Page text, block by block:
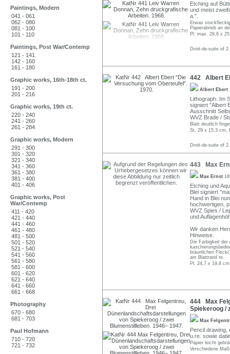
Paintings, Modern
041 - 061
062 - 080
081 - 100
101 - 110
Paintings, Post War/Contemp
121 - 141
142 - 160
161 - 180
Graphic works, 16th-18th ct.
191 - 200
201 - 216
Graphic works, 19th ct.
220 - 240
241 - 260
261 - 284
Graphic works, Modern
291 - 300
301 - 320
321 - 340
341 - 360
361 - 380
381 - 400
401 - 406
Graphic works, Post
War/Contemp
411 - 420
421 - 440
441 - 460
461 - 480
481 - 500
501 - 520
521 - 540
541 - 560
561 - 580
581 - 600
601 - 620
621 - 640
641 - 660
661 - 668
Photography
670 - 680
681 - 703
Paul Hofmann
710 - 720
721 - 732
Etching auf
und meist
a.".
Etwas
Papierabrieb an
Pl. max. 29,6 x
Droit-de-suite of
442 Albert
Albert Ebert
Lithograph. Im
signiert "Albert
Ausschnitt
WVZ Brade /
Blatt deutlich
St. 29 x 15,3 cm,
Droit-de-suite of
443 Max
Max Ernst
Etching und
Blei signiert
Hand in Blei
hochwertigen,
WVZ Spies /
und
Wir danken
Hinweise.
Die Farbigkeit der
bräunlichen
am Blattrand re.
Pl. 24,7 x 19,8
444 Max
Spiekeroog /
Max
Pencil drawing,
u.re. sowie
Papier leicht
Verschiedene